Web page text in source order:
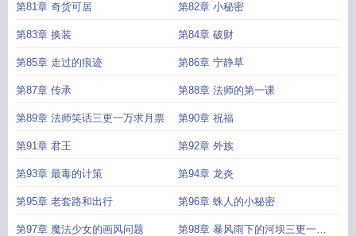
第81章 奇货可居 第82章 小秘密
第83章 换装 第84章 破财
第85章 走过的痕迹 第86章 宁静草
第87章 传承 第88章 法师的第一课
第89章 法师笑话三更一万求月票 第90章 祝福
第91章 君王 第92章 外族
第93章 最毒的计策 第94章 龙炎
第95章 老套路和出行 第96章 蛛人的小秘密
第97章 魔法少女的画风问题 第98章 暴风雨下的河坝三更一万